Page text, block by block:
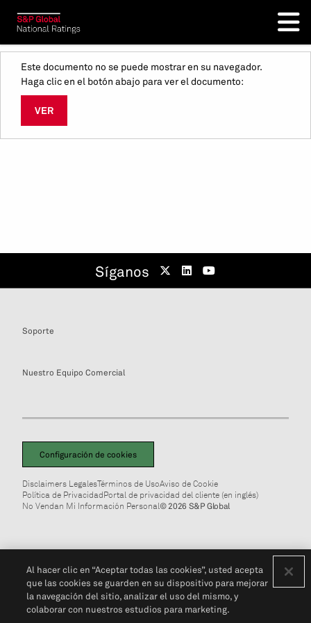
Este documento no se puede mostrar en su navegador.
Haga clic en el botón abajo para ver el documento:
VER
Síganos
Soporte
Nuestro Equipo Comercial
Configuración de cookies
Disclaimers LegalesTérminos de UsoAviso de Cookie
Política de PrivacidadPortal de privacidad del cliente (en inglés)
No Vendan Mi Información Personal© 2026 S&P Global
Al hacer clic en “Aceptar todas las cookies”, usted acepta
que las cookies se guarden en su dispositivo para mejorar
la navegación del sitio, analizar el uso del mismo, y
colaborar con nuestros estudios para marketing.